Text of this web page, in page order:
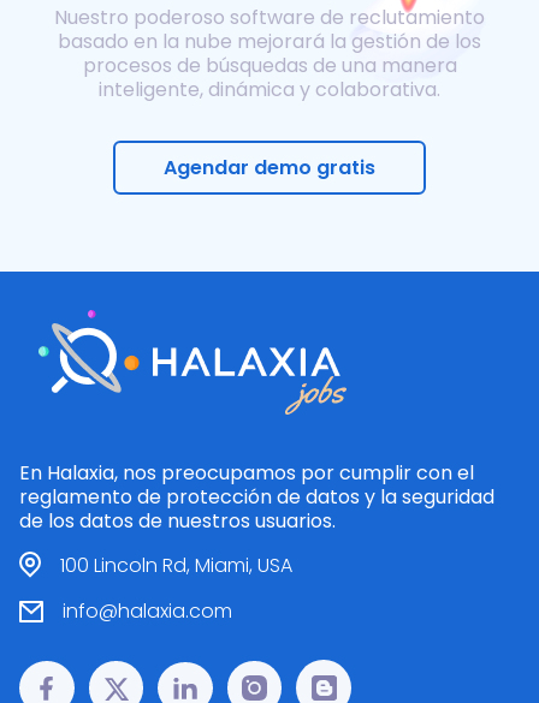
Nuestro poderoso software de reclutamiento
basado en la nube mejorará la gestión de los
procesos de búsquedas de una manera
inteligente, dinámica y colaborativa.
Agendar demo gratis
En Halaxia, nos preocupamos por cumplir con el
reglamento de protección de datos y la seguridad
de los datos de nuestros usuarios.
100 Lincoln Rd, Miami, USA
info@halaxia.com